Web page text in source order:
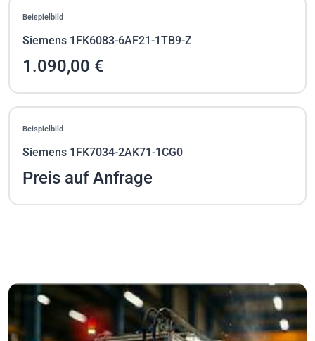
Beispielbild
Siemens 1FK6083-6AF21-1TB9-Z
1.090,00 €
Beispielbild
Siemens 1FK7034-2AK71-1CG0
Preis auf Anfrage